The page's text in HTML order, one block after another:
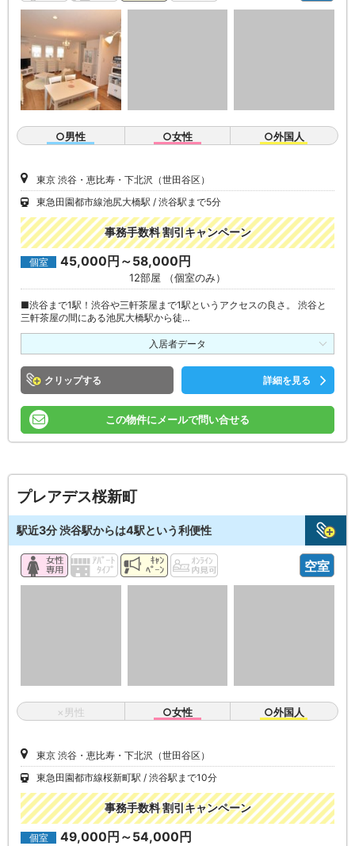
○男性 ○女性 ○外国人
東京 渋谷・恵比寿・下北沢（世田谷区）
東急田園都市線池尻大橋駅
渋谷駅まで5分
事務手数料 割引キャンペーン
個室 45,000円～58,000円
12部屋 （個室のみ）
■渋谷まで1駅！渋谷や三軒茶屋まで1駅というアクセスの良さ。 渋谷と
三軒茶屋の間にある池尻大橋駅から徒…
入居者データ
クリップ 詳細を見る
この物件にメールで問い合せる
プレアデス桜新町
駅近3分 渋谷駅からは4駅という利便性
空室
×男性 ○女性 ○外国人
東京 渋谷・恵比寿・下北沢（世田谷区）
東急田園都市線桜新町駅
渋谷駅まで10分
事務手数料 割引キャンペーン
個室 49,000円～54,000円